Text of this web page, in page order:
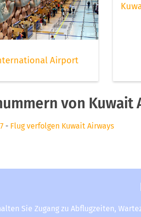
Airport
von Kuwait
- Flug verfolgen Kuwait Airways
Sie Zugang zu Abflugzeiten,